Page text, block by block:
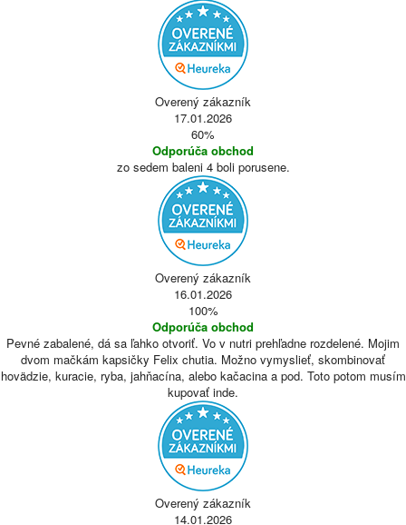
Overený zákazník
17.01.2026
60%
Odporúča obchod
zo sedem baleni 4 boli porusene.
Overený zákazník
16.01.2026
100%
Odporúča obchod
Pevné zabalené, dá sa ľahko otvoriť. Vo v nutri prehľadne rozdelené. Mojim
dvom mačkám kapsičky Felix chutia. Možno vymyslieť, skombinovať
hovädzie, kuracie, ryba, jahňacína, alebo kačacina a pod. Toto potom musím
kupovať inde.
Overený zákazník
14.01.2026